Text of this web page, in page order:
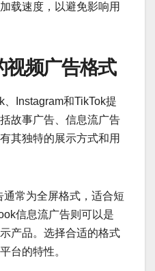
载速度，以避免影响用
视频广告格式
Instagram和TikTok提
故事广告、信息流广告
其独特的展示方式和用
常为全屏格式，适合短
信息流广告则可以是
产品。选择合适的格式
台的特性。